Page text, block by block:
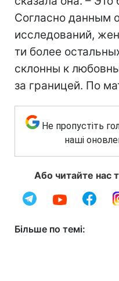
Согласно данным
исследований,
ти более
склонны к
за границей. По
Не пропустіть
наші
Або читайте нас
Більше по темі: